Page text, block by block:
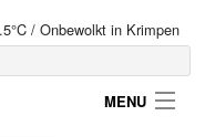
/ Onbewolkt in Krimpen
MENU